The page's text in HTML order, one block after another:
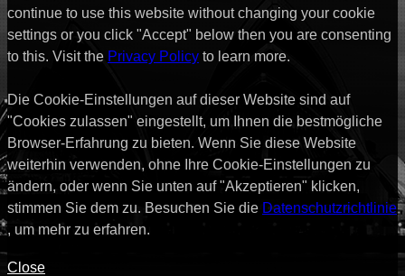
continue to use this website without changing your cookie
settings or you click "Accept" below then you are consenting
to this. Visit the Privacy Policy to learn more.
Die Cookie-Einstellungen auf dieser Website sind auf
"Cookies zulassen" eingestellt, um Ihnen die bestmögliche
Browser-Erfahrung zu bieten. Wenn Sie diese Website
weiterhin verwenden, ohne Ihre Cookie-Einstellungen zu
ändern, oder wenn Sie unten auf "Akzeptieren" klicken,
stimmen Sie dem zu. Besuchen Sie die Datenschutzrichtlinie
, um mehr zu erfahren.
Close